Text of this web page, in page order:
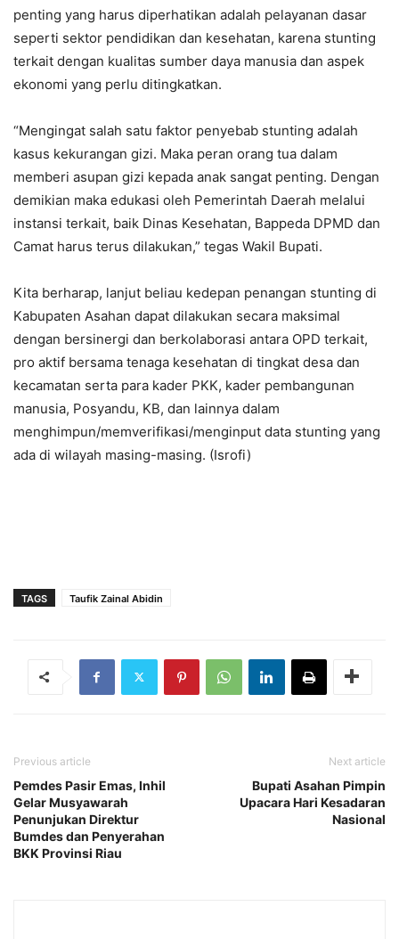
penting yang harus diperhatikan adalah pelayanan dasar
seperti sektor pendidikan dan kesehatan, karena stunting
terkait dengan kualitas sumber daya manusia dan aspek
ekonomi yang perlu ditingkatkan.
“Mengingat salah satu faktor penyebab stunting adalah
kasus kekurangan gizi. Maka peran orang tua dalam
memberi asupan gizi kepada anak sangat penting. Dengan
demikian maka edukasi oleh Pemerintah Daerah melalui
instansi terkait, baik Dinas Kesehatan, Bappeda DPMD dan
Camat harus terus dilakukan,” tegas Wakil Bupati.
Kita berharap, lanjut beliau kedepan penangan stunting di
Kabupaten Asahan dapat dilakukan secara maksimal
dengan bersinergi dan berkolaborasi antara OPD terkait,
pro aktif bersama tenaga kesehatan di tingkat desa dan
kecamatan serta para kader PKK, kader pembangunan
manusia, Posyandu, KB, dan lainnya dalam
menghimpun/memverifikasi/menginput data stunting yang
ada di wilayah masing-masing. (Isrofi)
TAGS Taufik Zainal Abidin
Previous article
Pemdes Pasir Emas, Inhil
Gelar Musyawarah
Penunjukan Direktur
Bumdes dan Penyerahan
BKK Provinsi Riau
Next article
Bupati Asahan Pimpin
Upacara Hari Kesadaran
Nasional